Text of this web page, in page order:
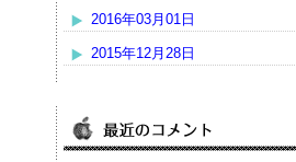
2016年03月01日
2015年12月28日